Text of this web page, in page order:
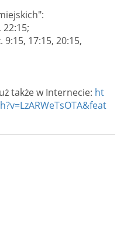
17:15, 20:15,
także w Internecie: ht